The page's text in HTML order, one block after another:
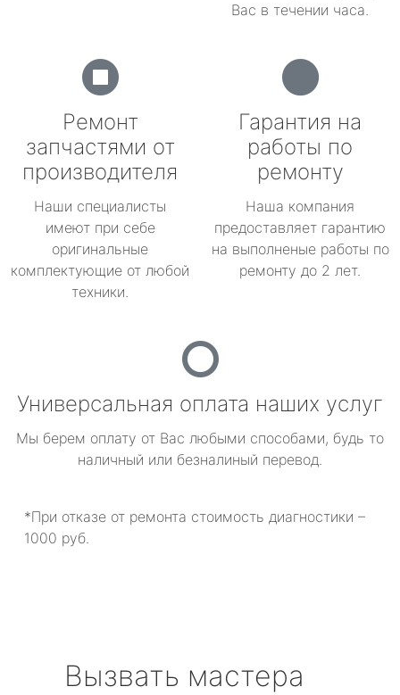
Вас в течении часа.
Ремонт
запчастями от
производителя
Наши специалисты
имеют при себе
оригинальные
комплектующие от любой
техники.
Гарантия на
работы по
ремонту
Наша компания
предоставляет гарантию
на выполненые работы по
ремонту до 2 лет.
Универсальная оплата наших услуг
Мы берем оплату от Вас любыми способами, будь то
наличный или безналиный перевод.
*При отказе от ремонта стоимость диагностики –
1000 руб.
Вызвать мастера